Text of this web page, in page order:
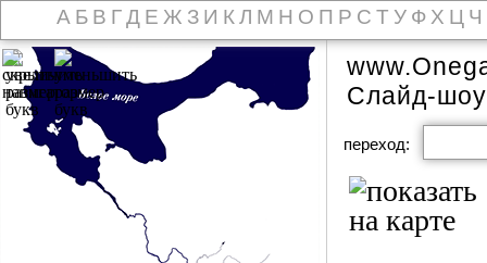
А Б В Г Д Е Ж З И К Л М Н О П Р С Т У Ф Х Ц Ч
Слайд-шоу
переход: